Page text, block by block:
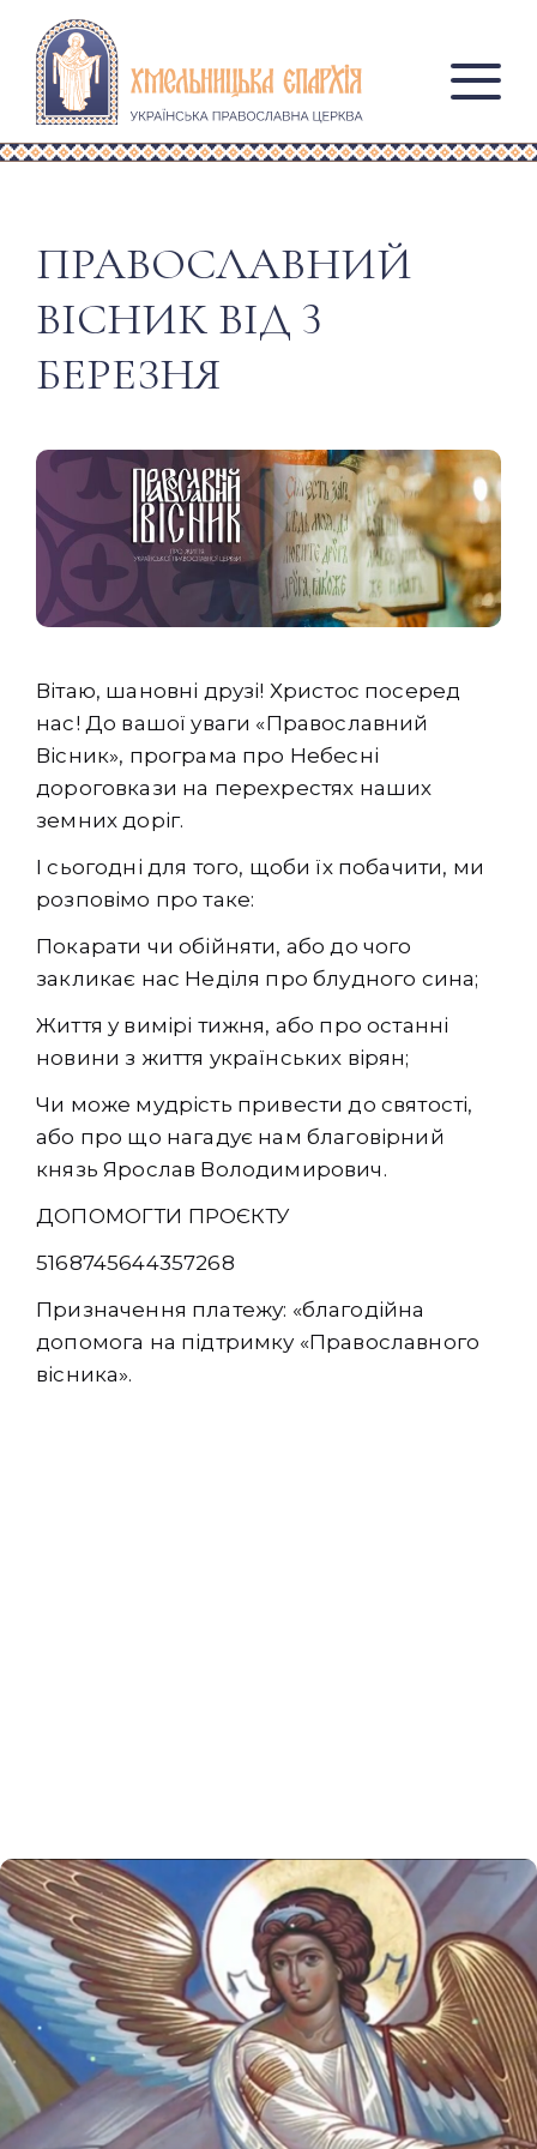
ПРАВОСЛАВНИЙ
ВІСНИК ВІД 3
БЕРЕЗНЯ
Вітаю, шановні друзі! Христос посеред
нас! До вашої уваги «Православний
Вісник», програма про Небесні
дороговкази на перехрестях наших
земних доріг.
І сьогодні для того, щоби їх побачити, ми
розповімо про таке:
Покарати чи обійняти, або до чого
закликає нас Неділя про блудного сина;
Життя у вимірі тижня, або про останні
новини з життя українських вірян;
Чи може мудрість привести до святості,
або про що нагадує нам благовірний
князь Ярослав Володимирович.
ДОПОМОГТИ ПРОЄКТУ
5168745644357268
Призначення платежу: «благодійна
допомога на підтримку «Православного
вісника».